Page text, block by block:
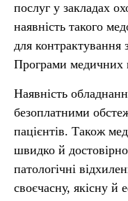
послуг у закладах
наявність такого
для контрактування
Програми медичних
Наявність
безоплатними
пацієнтів. Також
швидко й
патологічні
своєчасну, якісну й